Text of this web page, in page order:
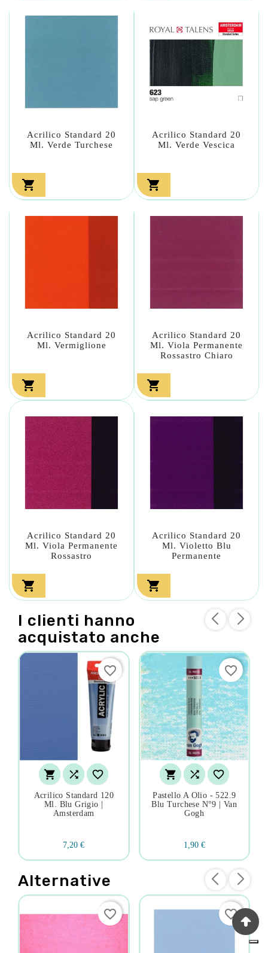
Acrilico Standard 20
Ml. Verde Turchese

Acrilico Standard 20
Ml. Verde Vescica

Acrilico Standard 20
Ml. Vermiglione

Acrilico Standard 20
Ml. Viola Permanente
Rossastro Chiaro

Acrilico Standard 20
Ml. Viola Permanente
Rossastro

Acrilico Standard 20
Ml. Violetto Blu
Permanente

I clienti hanno
acquistato anche
  
Acrilico Standard 120
Ml. Blu Grigio |
Amsterdam
7,20 €
favorite_border
  
Pastello A Olio - 522.9
Blu Turchese N°9 | Van
Gogh
1,90 €
favorite_border
Alternative
favorite_border favorite_border